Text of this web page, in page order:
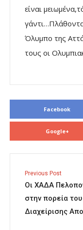
είναι
Όλυμπο της
τους οι
Facebook
Google+
Previous Post
Οι ΧΑΔΑ
στην πορεία
Διαχείρισης